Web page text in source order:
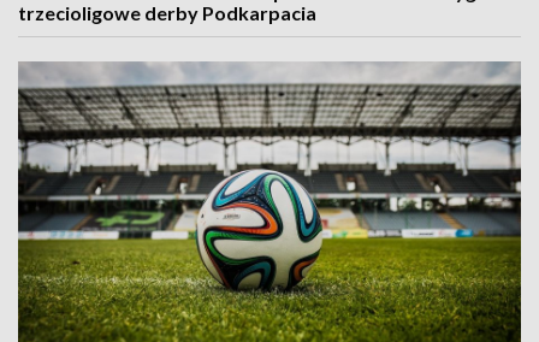
trzecioligowe derby Podkarpacia